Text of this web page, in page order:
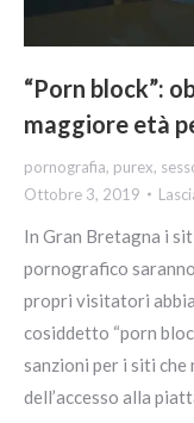
“Porn block”:
maggiore età
pornografia, purex,
Ottobre 3, 2019
In Gran Bretagna i
pornografico
propri visitatori
cosiddetto “porn
sanzioni per i siti
dell’accesso alla